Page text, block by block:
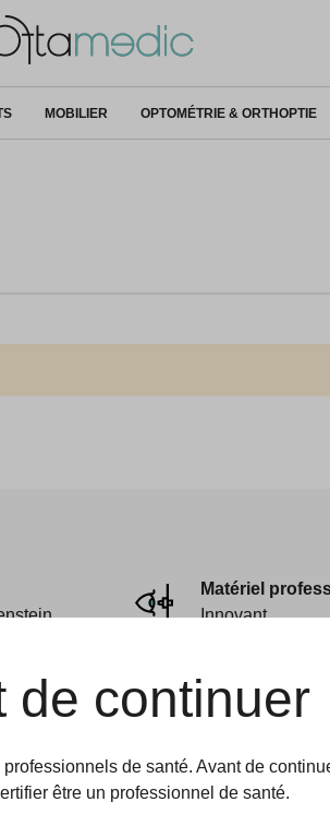
MOBILIER OPTOMÉTRIE & ORTHOPTIE
de continuer
de santé. Avant de
être un professionnel de santé.
Matériel
Innovant